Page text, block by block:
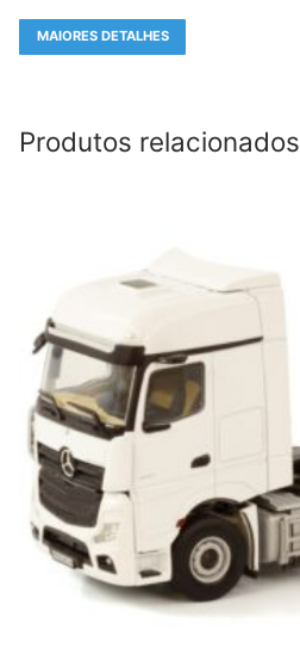
MAIORES DETALHES
Produtos relacionados